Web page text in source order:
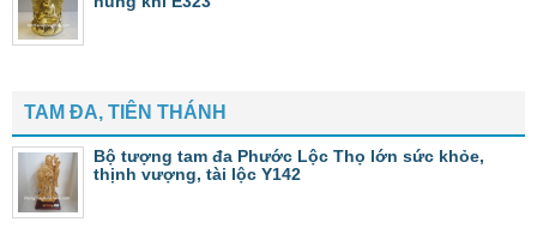
TAM ĐA, TIÊN THÁNH
Bộ tượng tam đa Phước Lộc Thọ lớn sức khỏe,
thịnh vượng, tài lộc Y142